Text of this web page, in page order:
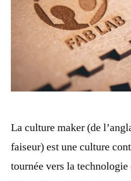
La culture maker (de
faiseur) est une culture
tournée vers la